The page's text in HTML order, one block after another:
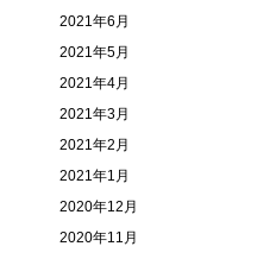
2021年6月
2021年5月
2021年4月
2021年3月
2021年2月
2021年1月
2020年12月
2020年11月